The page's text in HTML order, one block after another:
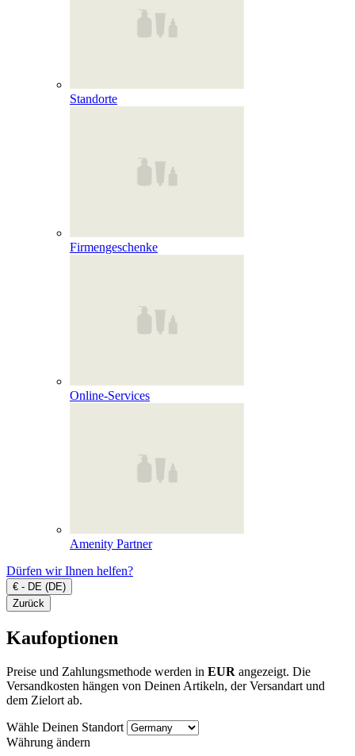
Standorte
Firmengeschenke
Online‑Services
Amenity Partner
Dürfen wir Ihnen helfen?
€ - DE (DE)
Zurück
Kaufoptionen
Preise und Zahlungsmethode werden in EUR angezeigt. Die
Versandkosten hängen von Deinen Artikeln, der Versandart und
dem Zielort ab.
Wähle Deinen Standort
Währung ändern